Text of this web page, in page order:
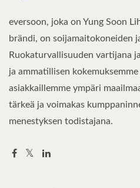
eversoon, joka on Yung Soon
brändi, on soijamaitokoneiden
Ruokaturvallisuuden vartijana
ja ammatillisen
asiakkaillemme ympäri
tärkeä ja voimakas
menestyksen todistajana.